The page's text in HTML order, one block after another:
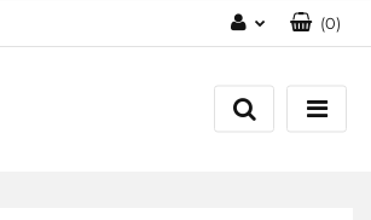
Zarejestruj się
(0)